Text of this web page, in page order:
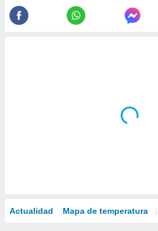
Actualidad Mapa de temperatura